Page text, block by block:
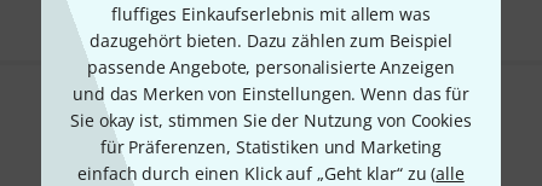
fluffiges Einkaufserlebnis mit allem was
dazugehört bieten. Dazu zählen zum Beispiel
passende Angebote, personalisierte Anzeigen
und das Merken von Einstellungen. Wenn das für
Sie okay ist, stimmen Sie der Nutzung von Cookies
für Präferenzen, Statistiken und Marketing
einfach durch einen Klick auf „Geht klar“ zu (alle
Gefällt Ihnen, was Sie sehen?
Teilen Hilfe & Feedback